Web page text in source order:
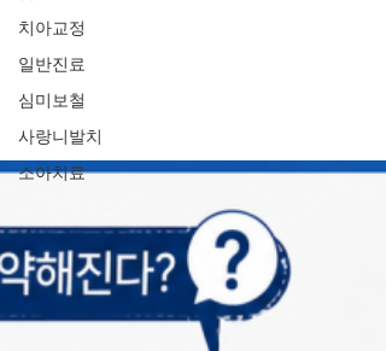
치아교정
일반진료
심미보철
사랑니발치
소아치료
정